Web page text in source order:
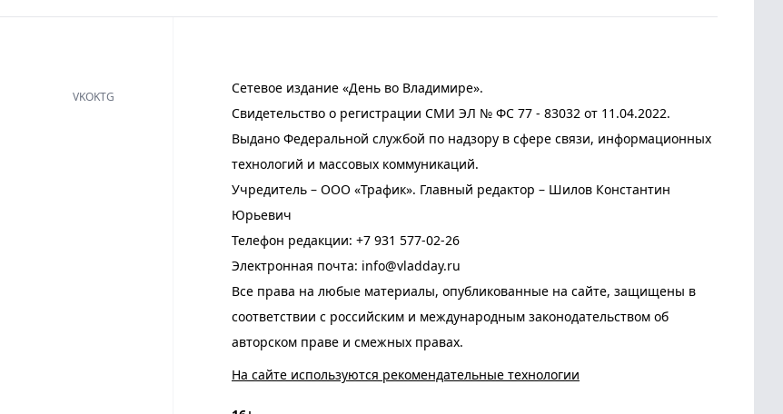
Сетевое издание «День во Владимире».
Свидетельство о регистрации СМИ ЭЛ № ФС 77 - 83032 от 11.04.2022.
Выдано Федеральной службой по надзору в сфере связи, информационных
технологий и массовых коммуникаций.
Учредитель – ООО «Трафик». Главный редактор – Шилов Константин
Юрьевич
Телефон редакции: +7 931 577-02-26
Электронная почта: info@vladday.ru
Все права на любые материалы, опубликованные на сайте, защищены в
соответствии с российским и международным законодательством об
авторском праве и смежных правах.
На сайте используются рекомендательные технологии
VKOKTG